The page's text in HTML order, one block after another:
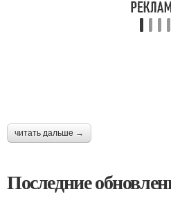
читать дальше →
Последние